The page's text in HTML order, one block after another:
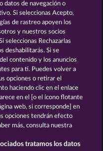
ATLAS OF LEGENDS
Aviso Legal
Glosario
datos de navegación o
Si seleccionas Acepto,
de rastreo apoyen los
y nuestros socios
seleccionas Rechazarlas
deshabilitarás. Si se
contenido y los anuncios
para ti. Puedes volver a
opciones o retirar el
haciendo clic en el enlace
en el [o el ícono flotante
web, si corresponde] en
opciones tendrán efecto
más, consulta nuestra
tratamos los datos